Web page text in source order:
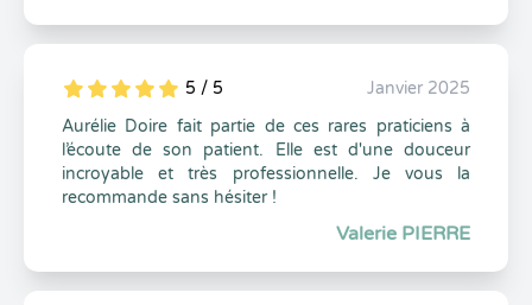
5
1
5
0 5 / 5
Janvier 2025
Aurélie Doire fait partie de ces rares praticiens à
l’écoute de son patient. Elle est d'une douceur
incroyable et très professionnelle. Je vous la
recommande sans hésiter !
Valerie PIERRE